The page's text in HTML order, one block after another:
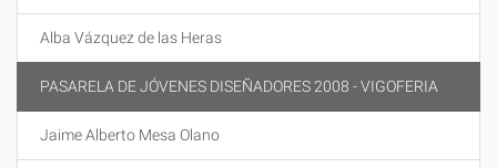
Alba Vázquez de las Heras
PASARELA DE JÓVENES DISEÑADORES 2008 - VIGOFERIA
Jaime Alberto Mesa Olano